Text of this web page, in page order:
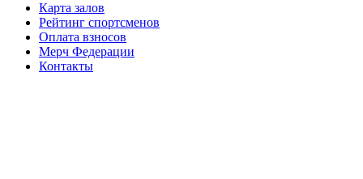
Карта залов
Рейтинг спортсменов
Оплата взносов
Мерч Федерации
Контакты